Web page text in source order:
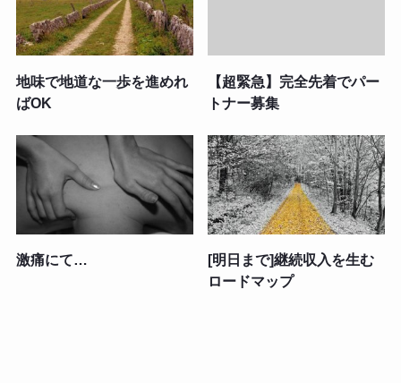
地味で地道な一歩を進めれ
ばOK
【超緊急】完全先着でパー
トナー募集
激痛にて…
[明日まで]継続収入を生む
ロードマップ